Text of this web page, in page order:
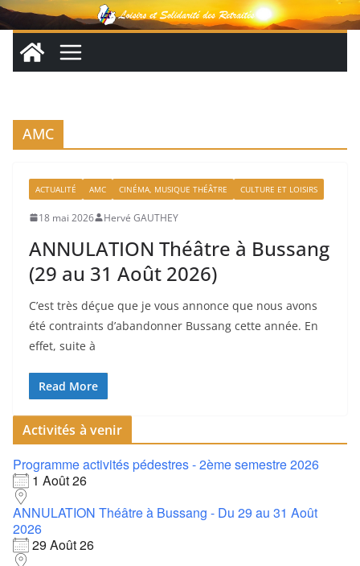
Passer
au
contenu
AMC
ACTUALITÉ AMC CINÉMA, MUSIQUE THÉÂTRE CULTURE ET LOISIRS
18 mai 2026 Hervé GAUTHEY
ANNULATION Théâtre à Bussang
(29 au 31 Août 2026)
C’est très déçue que je vous annonce que nous avons
été contraints d’abandonner Bussang cette année. En
effet, suite à
Read More
Activités à venir
Programme activités pédestres - 2ème semestre 2026
1 Août 26
ANNULATION Théâtre à Bussang - Du 29 au 31 Août
2026
29 Août 26